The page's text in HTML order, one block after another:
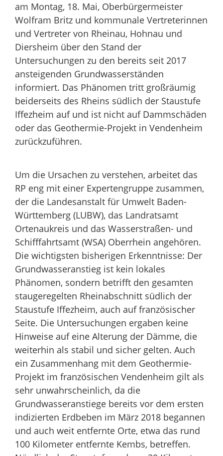
am Montag, 18. Mai, Oberbürgermeister
Wolfram Britz und kommunale Vertreterinnen
und Vertreter von Rheinau, Hohnau und
Diersheim über den Stand der
Untersuchungen zu den bereits seit 2017
ansteigenden Grundwasserständen
informiert. Das Phänomen tritt großräumig
beiderseits des Rheins südlich der Staustufe
Iffezheim auf und ist nicht auf Dammschäden
oder das Geothermie-Projekt in Vendenheim
zurückzuführen.
Um die Ursachen zu verstehen, arbeitet das
RP eng mit einer Expertengruppe zusammen,
der die Landesanstalt für Umwelt Baden-
Württemberg (LUBW), das Landratsamt
Ortenaukreis und das Wasserstraßen- und
Schifffahrtsamt (WSA) Oberrhein angehören.
Die wichtigsten bisherigen Erkenntnisse: Der
Grundwasseranstieg ist kein lokales
Phänomen, sondern betrifft den gesamten
staugeregelten Rheinabschnitt südlich der
Staustufe Iffezheim, auch auf französischer
Seite. Die Untersuchungen ergaben keine
Hinweise auf eine Alterung der Dämme, die
weiterhin als stabil und sicher gelten. Auch
ein Zusammenhang mit dem Geothermie-
Projekt im französischen Vendenheim gilt als
sehr unwahrscheinlich, da die
Grundwasseranstiege bereits vor dem ersten
indizierten Erdbeben im März 2018 begannen
und auch weit entfernte Orte, etwa das rund
100 Kilometer entfernte Kembs, betreffen.